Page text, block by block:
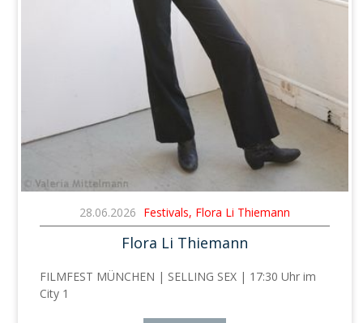
28.06.2026 Festivals, Flora Li Thiemann
Flora Li Thiemann
FILMFEST MÜNCHEN | SELLING SEX | 17:30 Uhr im
City 1